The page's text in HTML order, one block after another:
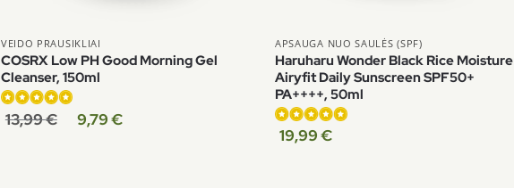
VEIDO PRAUSIKLIAI
COSRX Low PH Good Morning Gel
Cleanser, 150ml
Įvertinimas:
13,99€ 9,79€
APSAUGA NUO SAULĖS (SPF)
Haruharu Wonder Black Rice Moisture
Airyfit Daily Sunscreen SPF50+
PA++++, 50ml
Įvertinimas:
19,99€